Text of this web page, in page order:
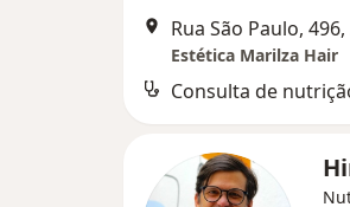
Estética Marilza Hair
Consulta de